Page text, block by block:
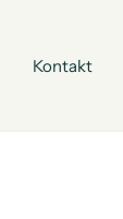
Kontakt